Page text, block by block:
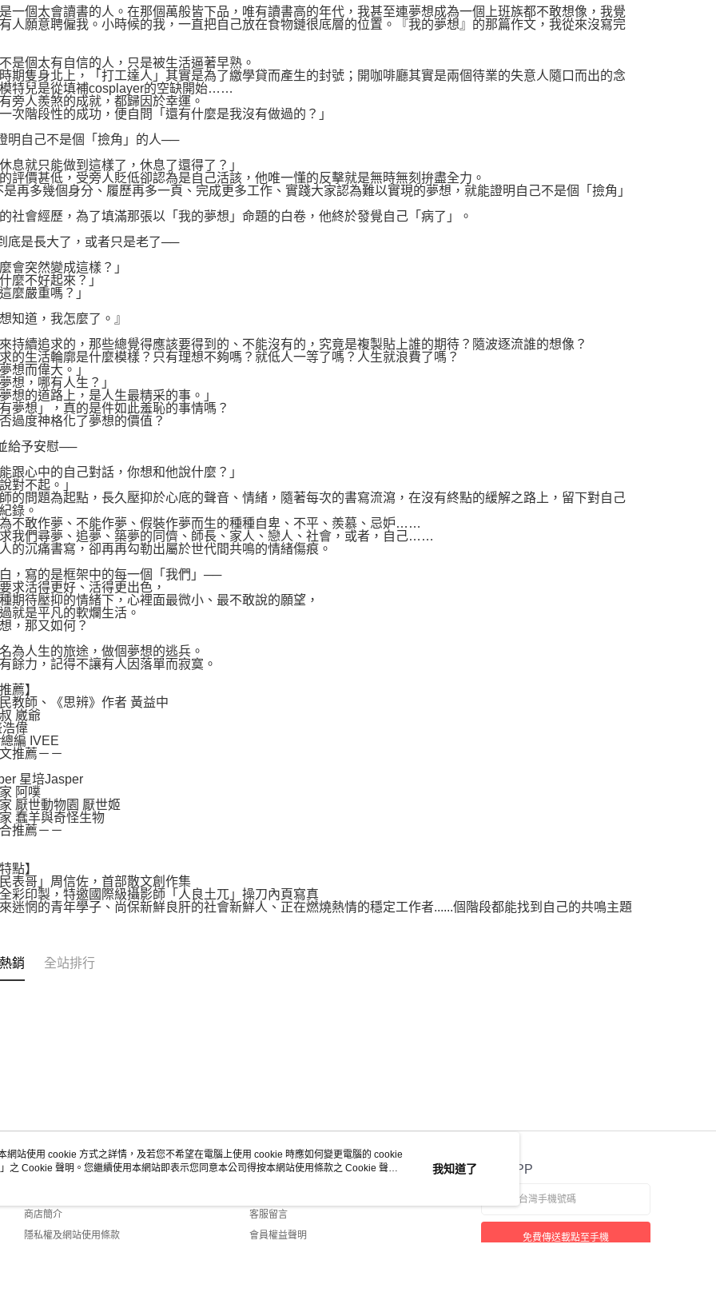
是一個太會讀書的人。在那個萬般皆下品，唯有讀書高的年代，我甚至連夢想成為一個上班族都不敢想像，我覺
人願意聘僱我。小時候的我，一直把自己放在食物鏈很底層的位置。『我的夢想』的那篇作文，我從來沒寫完
是個太有自信的人，只是被生活逼著早熟。
期隻身北上，「打工達人」其實是為了繳學貸而產生的封號；開咖啡廳其實是兩個待業的失意人隨口而出的念
特兒是從填補cosplayer的空缺開始……
旁人羨煞的成就，都歸因於幸運。
次階段性的成功，便自問「還有什麼是我沒有做過的？」
明自己不是個「撿角」的人──
休息就只能做到這樣了，休息了還得了？」
評價甚低，受旁人貶低卻認為是自己活該，他唯一懂的反擊就是無時無刻拚盡全力。
再多幾個身分、履歷再多一頁、完成更多工作、實踐大家認為難以實現的夢想，就能證明自己不是個「撿角」
社會經歷，為了填滿那張以「我的夢想」命題的白卷，他終於發覺自己「病了」。
底是長大了，或者只是老了──
麼會突然變成這樣？」
麼不好起來？」
麼嚴重嗎？」
想知道，我怎麼了。』
持續追求的，那些總覺得應該要得到的、不能沒有的，究竟是複製貼上誰的期待？隨波逐流誰的想像？
的生活輪廓是什麼模樣？只有理想不夠嗎？就低人一等了嗎？人生就浪費了嗎？
想而偉大。」
想，哪有人生？」
夢想的道路上，是人生最精采的事。」
夢想」，真的是件如此羞恥的事情嗎？
過度神格化了夢想的價值？
給予安慰──
能跟心中的自己對話，你想和他說什麼？」
對不起。」
的問題為起點，長久壓抑於心底的聲音、情緒，隨著每次的書寫流瀉，在沒有終點的緩解之路上，留下對自己
錄。
不敢作夢、不能作夢、假裝作夢而生的種種自卑、不平、羨慕、忌妒……
我們尋夢、追夢、築夢的同儕、師長、家人、戀人、社會，或者，自己……
的沉痛書寫，卻再再勾勒出屬於世代間共鳴的情緒傷痕。
，寫的是框架中的每一個「我們」──
求活得更好、活得更出色，
期待壓抑的情緒下，心裡面最微小、最不敢說的願望，
就是平凡的軟爛生活。
，那又如何？
為人生的旅途，做個夢想的逃兵。
餘力，記得不讓有人因落單而寂寞。
薦】
教師、《思辨》作者 黃益中
崴爺
浩偉
編 IVEE
推薦－－
星培Jasper
阿噗
厭世動物園 厭世姬
蠢羊與奇怪生物
推薦－－
點】
表哥」周信佐，首部散文創作集
彩印製，特邀國際級攝影師「人良土兀」操刀內頁寫真
迷惘的青年學子、尚保新鮮良肝的社會新鮮人、正在燃燒熱情的穩定工作者......個階段都能找到自己的共鳴主題
銷 全站排行
關於我們
商店簡介
隱私權及網站使用條款
客服資訊
客服留言
會員權益聲明
官方APP
免費傳送載點至手機
網站使用 cookie 方式之詳情，及若您不希望在電腦上使用 cookie 時應如何變更電腦的 cookie
」之 Cookie 聲明。您繼續使用本網站即表示您同意本公司得按本網站使用條款之 Cookie 聲明
我知道了